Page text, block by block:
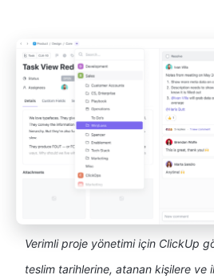
Verimli proje yönetimi için ClickUp
teslim tarihlerine, atanan kişilere ve